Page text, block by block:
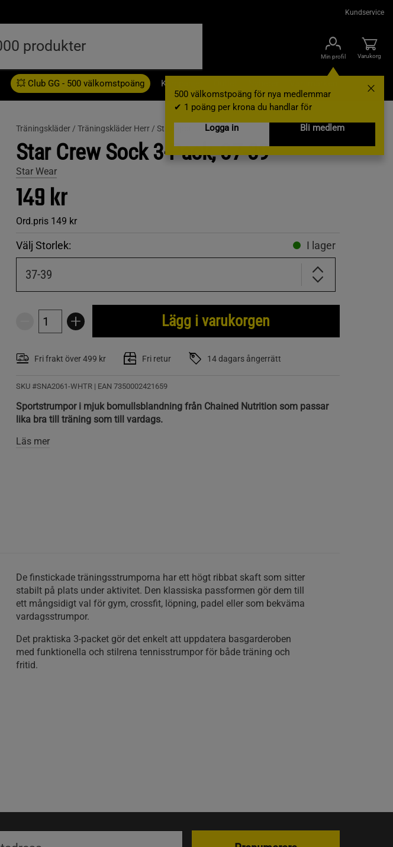
Kundservice
Min profil
500 välkomstpoäng för nya medlemmar
✔ 1 poäng per krona du handlar för
Logga in
Bli medlem
Varukorg
💥 Club GG - 500 välkomstpoäng Kampanjer
Träningskläder / Träningskläder Herr / Strumpor
Star Crew Sock 3-Pack, 37-39
Star Wear
149 kr
Ord.pris 149 kr
Välj Storlek: I lager
37-39
Lägg i varukorgen
Fri frakt över 499 kr Fri retur 14 dagars ångerrätt
SKU #SNA2061-WHTR | EAN 7350002421659
Sportstrumpor i mjuk bomullsblandning från Chained Nutrition som passar
lika bra till träning som till vardags.
Läs mer
De finstickade träningsstrumporna har ett högt ribbat skaft som sitter
stabilt på plats under aktivitet. Den klassiska passformen gör dem till
ett mångsidigt val för gym, crossfit, löpning, padel eller som bekväma
vardagsstrumpor.
Det praktiska 3-packet gör det enkelt att uppdatera basgarderoben
med funktionella och stilrena tennisstrumpor för både träning och
fritid.